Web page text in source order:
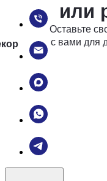
или
Оставьте
с вами для